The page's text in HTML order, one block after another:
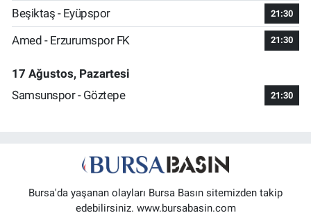
Beşiktaş - Eyüpspor 21:30
Amed - Erzurumspor FK 21:30
17 Ağustos, Pazartesi
Samsunspor - Göztepe
21:30
Bursa'da yaşanan olayları Bursa Basın sitemizden takip
edebilirsiniz. www.bursabasin.com